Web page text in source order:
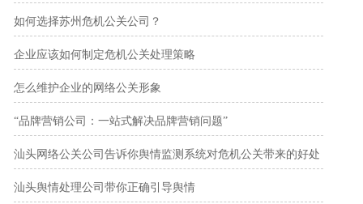
如何选择苏州危机公关公司？
企业应该如何制定危机公关处理策略
怎么维护企业的网络公关形象
“品牌营销公司：一站式解决品牌营销问题”
汕头网络公关公司告诉你舆情监测系统对危机公关带来的好处
汕头舆情处理公司带你正确引导舆情